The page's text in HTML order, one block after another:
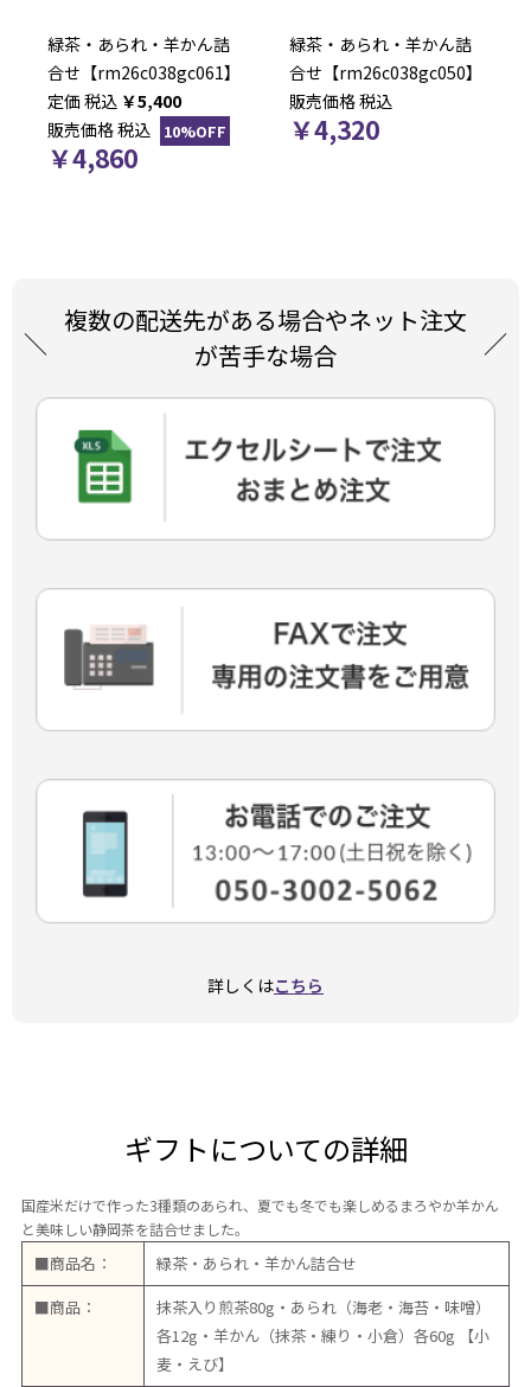
緑茶・あられ・羊かん詰
合せ【rm26c038gc061】
税込 ￥5,400
販売価格税込
￥4,860
10%OFF
緑茶・あられ・羊かん詰
合せ【rm26c038gc050】
販売価格税込
￥4,320
複数の配送先がある場合やネット注文
が苦手な場合
詳しくはこちら
ギフトについての詳細
国産米だけで作った3種類のあられ、夏でも冬でも楽しめるまろやか羊かん
と美味しい静岡茶を詰合せました。
■商品名：
緑茶・あられ・羊かん詰合せ
■商品：
抹茶入り煎茶80g・あられ（海老・海苔・味噌）
各12g・羊かん（抹茶・練り・小倉）各60g 【小
麦・えび】